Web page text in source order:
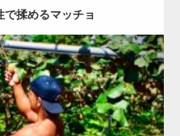
で揉めるマッチョ
その他 AKIHITO(細マッチョ)